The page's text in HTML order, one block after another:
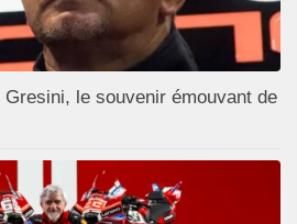
le souvenir émouvant de